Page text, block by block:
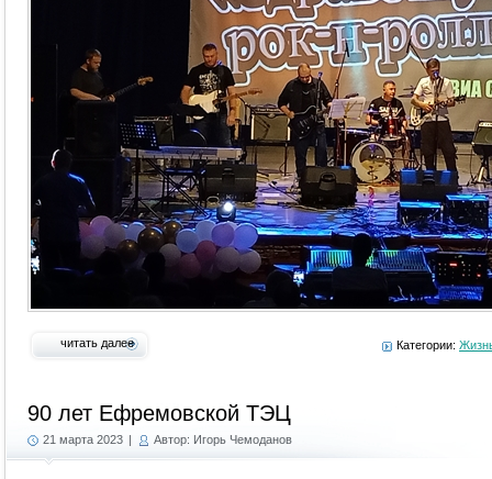
читать далее Категории:
90 лет Ефремовской ТЭЦ
21 марта 2023 | Автор: Игорь Чемоданов